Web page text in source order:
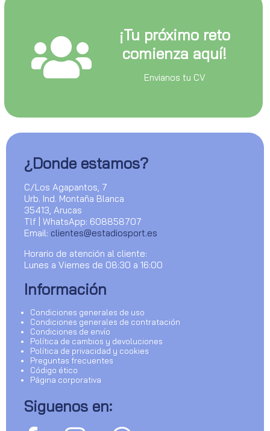
¡Tu próximo reto
comienza aquí!
Envianos tu CV
¿Donde estamos?
C/Los Agapantos, 7
Urb. Ind. Montaña Blanca
35413, Arucas
Tlf | WhatsApp: 608858707
Email: clientes@estadiosport.es
Horario de atención al cliente:
Lunes a Viernes de 08:30 a 16:00
Información
Condiciones generales de uso
Condiciones generales de contratación
Condiciones de envío
Política de cambios y devoluciones
Política de privacidad y cookies
Preguntas frecuentes
Código ético
Página corporativa
Siguenos en: